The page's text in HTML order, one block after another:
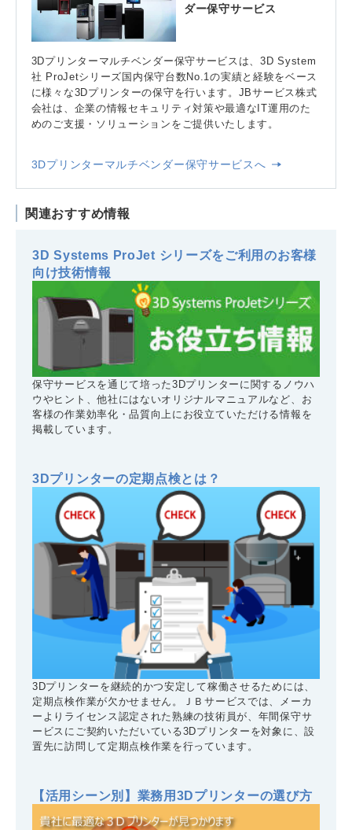
ダー保守サービス
3Dプリンターマルチベンダー保守サービスは、3D System
社 ProJetシリーズ国内保守台数No.1の実績と経験をベース
に様々な3Dプリンターの保守を行います。JBサービス株式
会社は、企業の情報セキュリティ対策や最適なIT運用のた
めのご支援・ソリューションをご提供いたします。
3Dプリンターマルチベンダー保守サービスへ
関連おすすめ情報
3D Systems ProJet シリーズをご利用のお客様
向け技術情報
保守サービスを通じて培った3Dプリンターに関するノウハ
ウやヒント、他社にはないオリジナルマニュアルなど、お
客様の作業効率化・品質向上にお役立ていただける情報を
掲載しています。
3Dプリンターの定期点検とは？
3Dプリンターを継続的かつ安定して稼働させるためには、
定期点検作業が欠かせません。ＪＢサービスでは、メーカ
ーよりライセンス認定された熟練の技術員が、年間保守サ
ービスにご契約いただいている3Dプリンターを対象に、設
置先に訪問して定期点検作業を行っています。
【活用シーン別】業務用3Dプリンターの選び方